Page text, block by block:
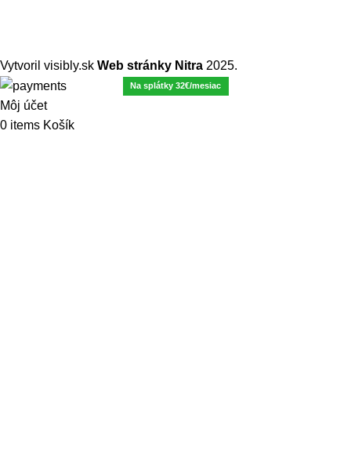
Na splátky 40€/mesiac
Na splátky 32€/mesiac
Vytvoril visibly.sk Web stránky Nitra 2025.
Môj účet
0 items Košík